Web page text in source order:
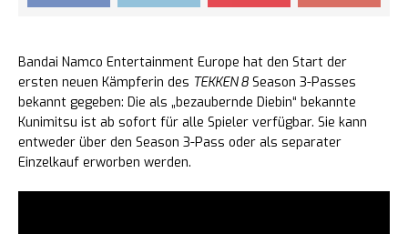
Bandai Namco Entertainment Europe hat den Start der
ersten neuen Kämpferin des TEKKEN 8 Season 3-Passes
bekannt gegeben: Die als „bezaubernde Diebin“ bekannte
Kunimitsu ist ab sofort für alle Spieler verfügbar. Sie kann
entweder über den Season 3-Pass oder als separater
Einzelkauf erworben werden.